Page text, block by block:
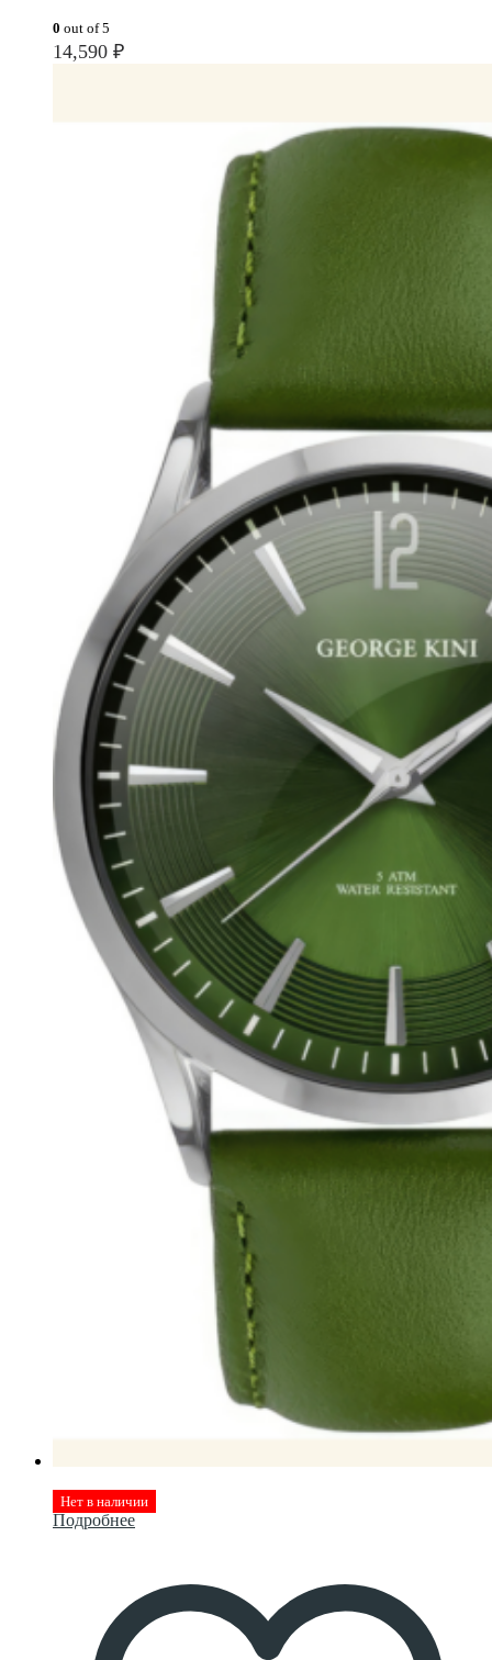
0 out of 5
14,590 ₽
Нет в наличии
Подробнее